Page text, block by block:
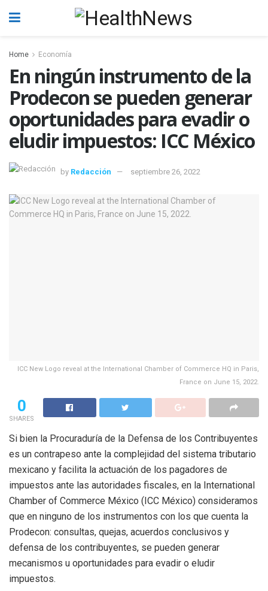
Home Economía
En ningún instrumento de la
Prodecon se pueden generar
oportunidades para evadir o
eludir impuestos: ICC México
by Redacción septiembre 26, 2022
ICC New Logo reveal at the International Chamber of Commerce HQ in Paris,
France on June 15, 2022.
0
SHARES
Si bien la Procuraduría de la Defensa de los Contribuyentes
es un contrapeso ante la complejidad del sistema tributario
mexicano y facilita la actuación de los pagadores de
impuestos ante las autoridades fiscales, en la International
Chamber of Commerce México (ICC México) consideramos
que en ninguno de los instrumentos con los que cuenta la
Prodecon: consultas, quejas, acuerdos conclusivos y
defensa de los contribuyentes, se pueden generar
mecanismos u oportunidades para evadir o eludir
impuestos.